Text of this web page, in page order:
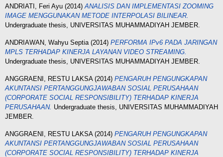
ANDRIATI, Feri Ayu (2014)ANALISIS DAN IMPLEMENTASI ZOOMING
IMAGE MENGGUNAKAN METODE INTERPOLASI BILINEAR.
Undergraduate thesis, UNIVERSITAS MUHAMMADIYAH JEMBER.
ANDRIAWAN, Wahyu Septia(2014) PERFORMA IPv6 PADA JARINGAN
MPLS TERHADAP KINERJA LAYANAN VIDEO STREAMING.
Undergraduate thesis, UNIVERSITAS MUHAMMADIYAH JEMBER.
ANGGRAENI, RESTU LAKSA(2014) PENGARUH PENGUNGKAPAN
AKUNTANSI PERTANGGUNGJAWABAN SOSIAL PERUSAHAAN
(CORPORATE SOCIAL RESPONSIBILITY) TERHADAP KINERJA
PERUSAHAAN. Undergraduate thesis, UNIVERSITAS MUHAMMADIYAH
JEMBER.
ANGGRAENI, RESTU LAKSA(2014) PENGARUH PENGUNGKAPAN
AKUNTANSI PERTANGGUNGJAWABAN SOSIAL PERUSAHAAN
(CORPORATE SOCIAL RESPONSIBILITY) TERHADAP KINERJA